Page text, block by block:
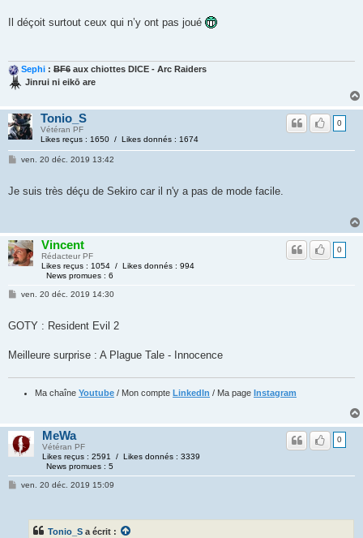
Il déçoit surtout ceux qui n’y ont pas joué
Sephi : BF6 aux chiottes DICE - Arc Raiders
Jinrui ni eikō are
Tonio_S
Vétéran PF
Likes reçus : 1650 / Likes donnés : 1674
0
ven. 20 déc. 2019 13:42
Je suis très déçu de Sekiro car il n'y a pas de mode facile.
Vincent
Rédacteur PF
Likes reçus : 1054 / Likes donnés : 994
News promues : 6
0
ven. 20 déc. 2019 14:30
GOTY : Resident Evil 2
Meilleure surprise : A Plague Tale - Innocence
Ma chaîne Youtube / Mon compte LinkedIn / Ma page Instagram
MeWa
Vétéran PF
Likes reçus : 2591 / Likes donnés : 3339
News promues : 5
0
ven. 20 déc. 2019 15:09
Tonio_S a écrit :